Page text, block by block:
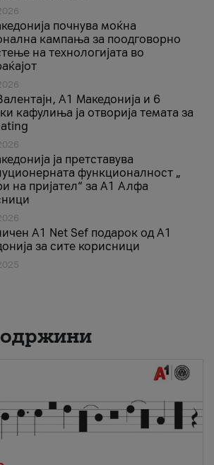
почнува моќна
кампања за поодговорно
на технологијата во
A1 Македонија и 6
кафулиња ја отворија темата за
ја претставува
функционалност „
на пријател“ за А1 Алфа
A1 Net Sеf подарок од А1
за сите корисници